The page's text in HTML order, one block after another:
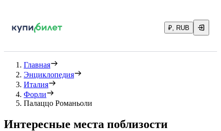
₽, RUB
Главная
Энциклопедия
Италия
Форли
Палаццо Романьоли
Интересные места поблизости